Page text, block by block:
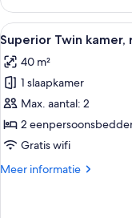
Twin
kamer,
niet-
roken
(Palace
Side)
Alle
foto's
voor
Superior
Twin
kamer,
roken
Wing)
5
Superior Twin kamer,
40 m²
1 slaapkamer
Max. aantal: 2
2
Gratis wifi
Meer informatie
Meer